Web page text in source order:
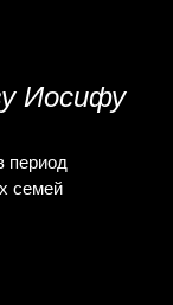
Иосифу
период
семей